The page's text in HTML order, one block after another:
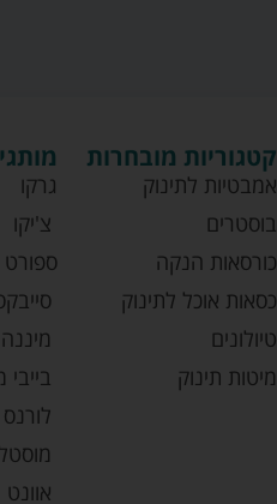
קטגוריות מובחרות
אמבטיות לתינוק
בוסטרים
כורסאות הנקה
כסאות אוכל לתינוק
טיולונים
מיטות תינוק
גרקו
צ'יקו
ספורט
מיננה
לורנס
אוונט